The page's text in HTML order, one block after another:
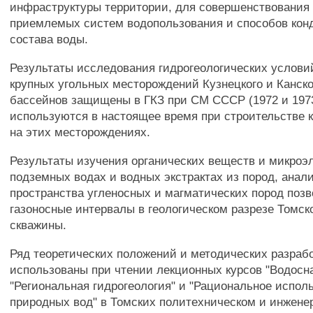
инфраструктуры территории, для совершенствования
приемлемых систем водопользования и способов
состава воды.
Результаты исследования гидрогеологических
крупных угольных месторождений Кузнецкого и
бассейнов защищены в ГКЗ при СМ СССР (1972 и
используются в настоящее время при строительстве
на этих месторождениях.
Результаты изучения органических веществ и
подземных водах и водных экстрактах из пород,
пространства угленосных и магматических пород
газоносные интервалы в геологическом разрезе
скважины.
Ряд теоретических положений и методических
использованы при чтении лекционных курсов
"Региональная гидрогеология" и "Рациональное
природных вод" в Томских политехническом и